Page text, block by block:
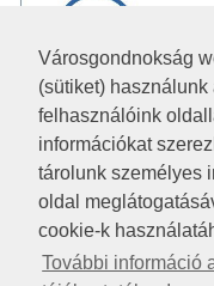
Városgondnokság
(sütiket)
felhasználóink
információkat
tárolunk személyes
oldal
cookie-k
További információ
IMPRESSZUM
JOGI NYILATKOZAT